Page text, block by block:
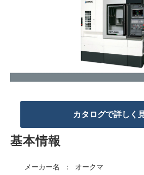
カタログで詳しく
基本情報
メーカー名 ： オークマ